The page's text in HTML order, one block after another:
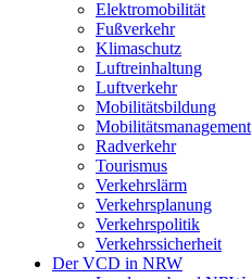
Elektromobilität
Fußverkehr
Klimaschutz
Luftreinhaltung
Luftverkehr
Mobilitätsbildung
Mobilitätsmanagement
Radverkehr
Tourismus
Verkehrslärm
Verkehrsplanung
Verkehrspolitik
Verkehrssicherheit
Der VCD in NRW